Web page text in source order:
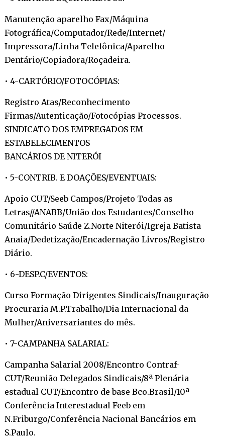
Manutenção aparelho Fax/Máquina
Fotográfica/Computador/Rede/Internet/
Impressora/Linha Telefônica/Aparelho
Dentário/Copiadora/Roçadeira.
• 4-CARTÓRIO/FOTOCÓPIAS:
Registro Atas/Reconhecimento
Firmas/Autenticação/Fotocópias Processos.
SINDICATO DOS EMPREGADOS EM
ESTABELECIMENTOS
BANCÁRIOS DE NITERÓI
• 5-CONTRIB. E DOAÇÕES/EVENTUAIS:
Apoio CUT/Seeb Campos/Projeto Todas as
Letras//ANABB/União dos Estudantes/Conselho
Comunitário Saúde Z.Norte Niterói/Igreja Batista
Anaia/Dedetização/Encadernação Livros/Registro
Diário.
• 6-DESP.C/EVENTOS:
Curso Formação Dirigentes Sindicais/Inauguração
Procuraria M.P.Trabalho/Dia Internacional da
Mulher/Aniversariantes do mês.
• 7-CAMPANHA SALARIAL:
Campanha Salarial 2008/Encontro Contraf-
CUT/Reunião Delegados Sindicais/8ª Plenária
estadual CUT/Encontro de base Bco.Brasil/10ª
Conferência Interestadual Feeb em
N.Friburgo/Conferência Nacional Bancários em
S.Paulo.